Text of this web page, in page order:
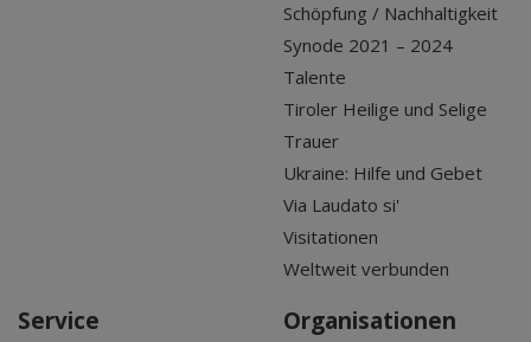
Schöpfung / Nachhaltigkeit
Synode 2021 – 2024
Talente
Tiroler Heilige und Selige
Trauer
Ukraine: Hilfe und Gebet
Via Laudato si'
Visitationen
Weltweit verbunden
Service
Organisationen